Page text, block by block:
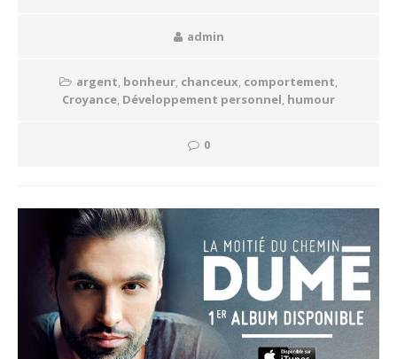
admin
argent bonheur chanceux comportement
Croyance Développement personnel humour
0